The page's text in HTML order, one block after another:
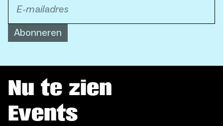
Abonneren
Nu te zien
Events